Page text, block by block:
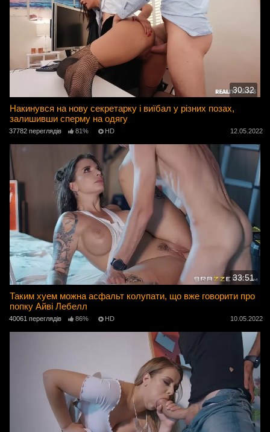
30:32
Накинувся на нову секретарку і виїбал у різних позах,
залишивши сперму на одягу
37782 переглядів 81% HD 12.05.2022
33:51
Таким хуем можна асфальт колупати, що вже говорити про
попку Айві Лебелл
40061 переглядів 86% HD 10.05.2022